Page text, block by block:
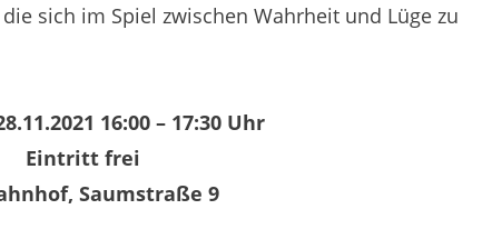
sich im Spiel zwischen Wahrheit und Lüge zu
16:00 – 17:30 Uhr
Eintritt frei
Saumstraße 9